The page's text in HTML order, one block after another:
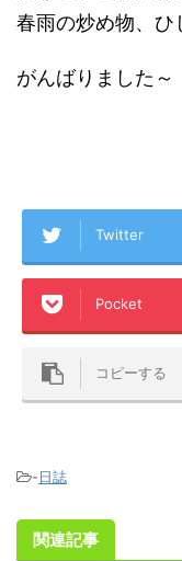
春雨の炒め物、ひ
がんばりました～
Twitter
Pocket
コピーする
-日誌
関連記事